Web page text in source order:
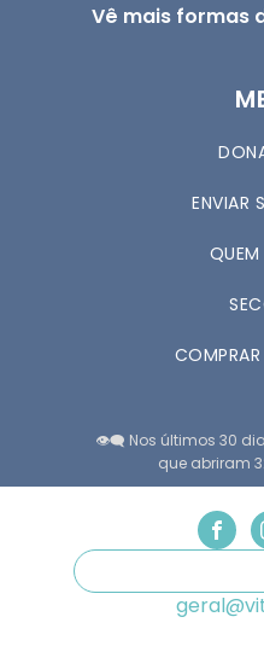
Vê mais formas
ENVIAR
👁️‍🗨️ Nos últimos 30
que abriram